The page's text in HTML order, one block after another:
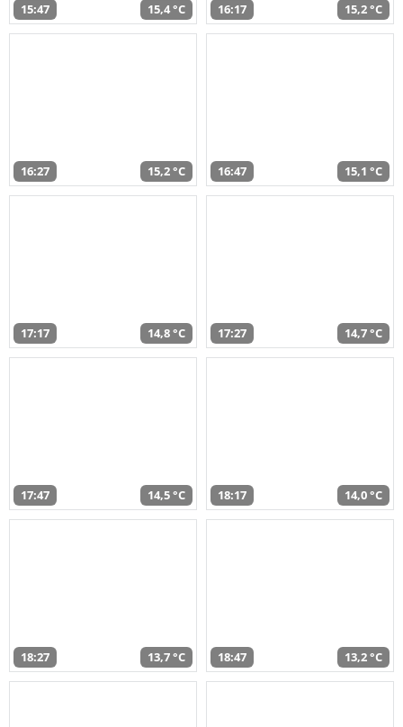
15:47 15,4 °C 16:17 15,2 °C
16:27 15,2 °C 16:47 15,1 °C
17:17 14,8 °C 17:27 14,7 °C
17:47 14,5 °C 18:17 14,0 °C
18:27 13,7 °C 18:47 13,2 °C